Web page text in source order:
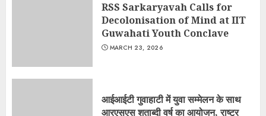
RSS Sarkaryavah Calls for
Decolonisation of Mind at IIT
Guwahati Youth Conclave
MARCH 23, 2026
आईआईटी गुवाहाटी में युवा सम्मेलन के साथ
आरएसएस शताब्दी वर्ष का आयोजन, राष्ट्र